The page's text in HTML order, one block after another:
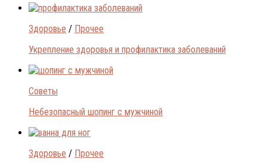
Здоровье / Прочее
Укрепление здоровья и профилактика заболеваний
Советы
Небезопасный шопинг с мужчиной
Здоровье / Прочее